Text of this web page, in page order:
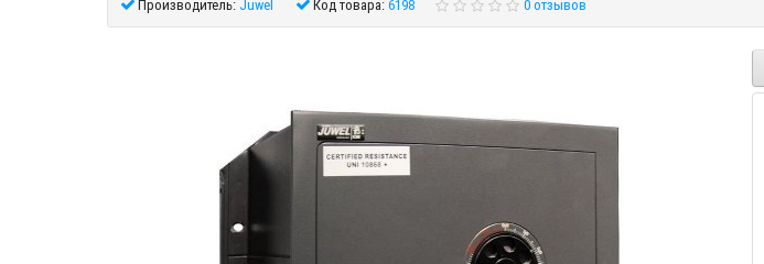
Производитель: Juwel Код товара:6198 0 отзывов